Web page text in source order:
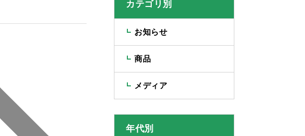
カテゴリ別
お知らせ
商品
メディア
年代別